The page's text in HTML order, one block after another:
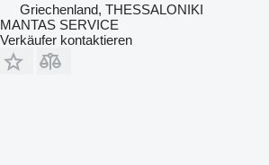
Griechenland, THESSALONIKI
MANTAS SERVICE
Verkäufer kontaktieren